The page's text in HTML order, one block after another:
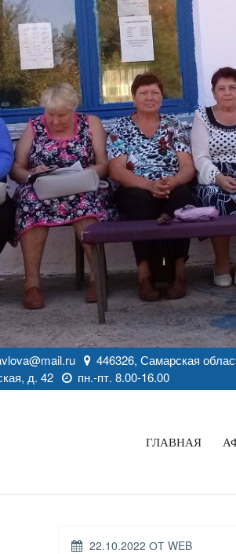
446326, Самарская
д. 42
пн.-пт. 8.00-16.00
ГЛАВНАЯ
ОПУБЛИКОВАНО
22.10.2022 ОТ WEB